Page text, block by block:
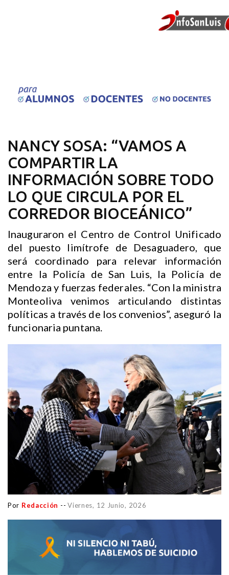
NANCY SOSA: “VAMOS A
COMPARTIR LA
INFORMACIÓN SOBRE TODO
LO QUE CIRCULA POR EL
CORREDOR BIOCEÁNICO”
Inauguraron el Centro de Control Unificado
del puesto limítrofe de Desaguadero, que
será coordinado para relevar información
entre la Policía de San Luis, la Policía de
Mendoza y fuerzas federales. “Con la ministra
Monteoliva venimos articulando distintas
políticas a través de los convenios”, aseguró la
funcionaria puntana.
Por Redacción -- Viernes, 12 Junio, 2026